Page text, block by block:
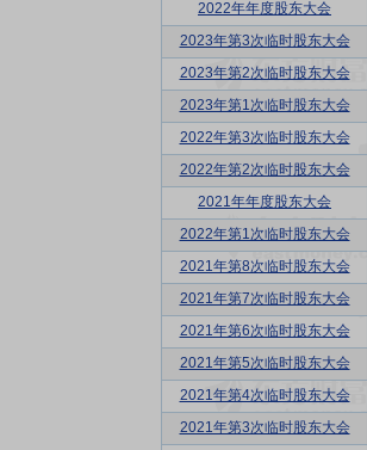
2022年年度股东大会
2023年第3次临时股东大会
2023年第2次临时股东大会
2023年第1次临时股东大会
2022年第3次临时股东大会
2022年第2次临时股东大会
2021年年度股东大会
2022年第1次临时股东大会
2021年第8次临时股东大会
2021年第7次临时股东大会
2021年第6次临时股东大会
2021年第5次临时股东大会
2021年第4次临时股东大会
2021年第3次临时股东大会